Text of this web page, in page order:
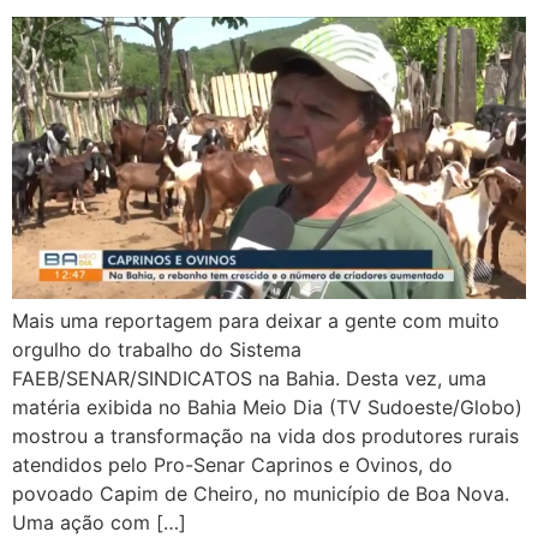
Mais uma reportagem para deixar a gente com muito
orgulho do trabalho do Sistema
FAEB/SENAR/SINDICATOS na Bahia. Desta vez, uma
matéria exibida no Bahia Meio Dia (TV Sudoeste/Globo)
mostrou a transformação na vida dos produtores rurais
atendidos pelo Pro-Senar Caprinos e Ovinos, do
povoado Capim de Cheiro, no município de Boa Nova.
Uma ação com […]